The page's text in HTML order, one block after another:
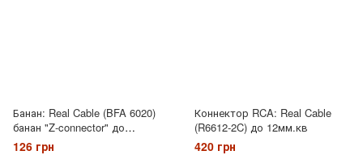
Банан: Real Cable (BFA 6020)
банан "Z-connector" до
7мм.кв.зажимной.
126 грн
Коннектор RCA: Real Cable
(R6612-2C) до 12мм.кв
420 грн